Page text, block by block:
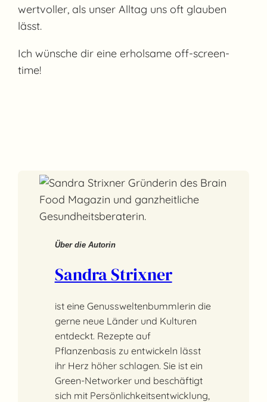
wertvoller, als unser Alltag uns oft glauben
lässt.
Ich wünsche dir eine erholsame off-screen-
time!
Über die Autorin
Sandra Strixner
ist eine Genussweltenbummlerin die
gerne neue Länder und Kulturen
entdeckt. Rezepte auf
Pflanzenbasis zu entwickeln lässt
ihr Herz höher schlagen. Sie ist ein
Green-Networker und beschäftigt
sich mit Persönlichkeitsentwicklung,